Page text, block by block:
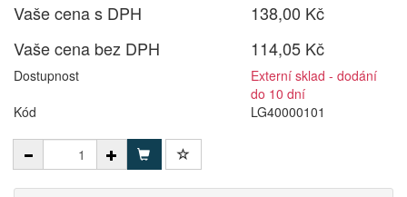
Vaše cena s DPH
138,00 Kč
Vaše cena bez DPH
114,05 Kč
Dostupnost
Externí sklad - dodání
do 10 dní
Kód
LG40000101